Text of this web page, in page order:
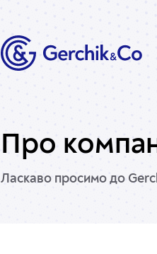
Про
Ласкаво просимо до